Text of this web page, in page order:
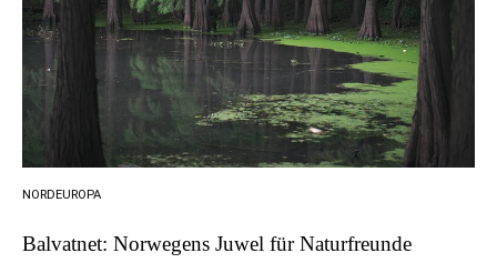
NORDEUROPA
Balvatnet: Norwegens Juwel für Naturfreunde